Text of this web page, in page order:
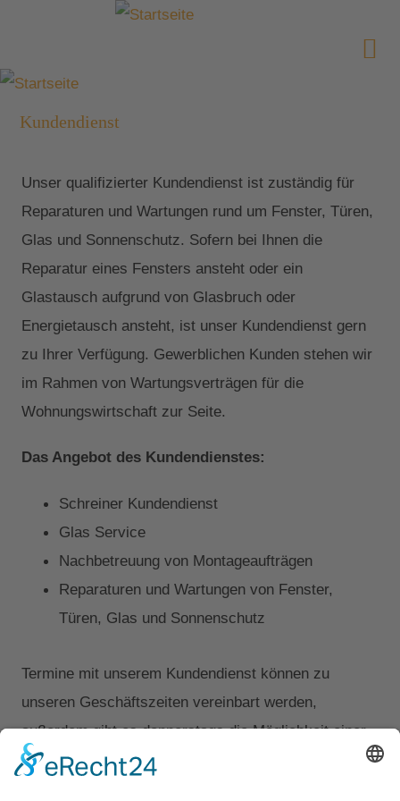
Kundendienst
Unser qualifizierter Kundendienst ist zuständig für
Reparaturen und Wartungen rund um Fenster, Türen,
Glas und Sonnenschutz. Sofern bei Ihnen die
Reparatur eines Fensters ansteht oder ein
Glastausch aufgrund von Glasbruch oder
Energietausch ansteht, ist unser Kundendienst gern
zu Ihrer Verfügung. Gewerblichen Kunden stehen wir
im Rahmen von Wartungsverträgen für die
Wohnungswirtschaft zur Seite.
Das Angebot des Kundendienstes:
Schreiner Kundendienst
Glas Service
Nachbetreuung von Montageaufträgen
Reparaturen und Wartungen von Fenster,
Türen, Glas und Sonnenschutz
Termine mit unserem Kundendienst können zu
unseren Geschäftszeiten vereinbart werden,
außerdem gibt es donnerstags die Möglichkeit einer
Abendterminierung bis 18:00 Uhr sowie Freitags eine